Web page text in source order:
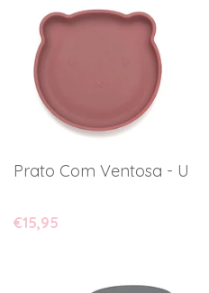
Prato Com Ventosa - Urso
€15,95